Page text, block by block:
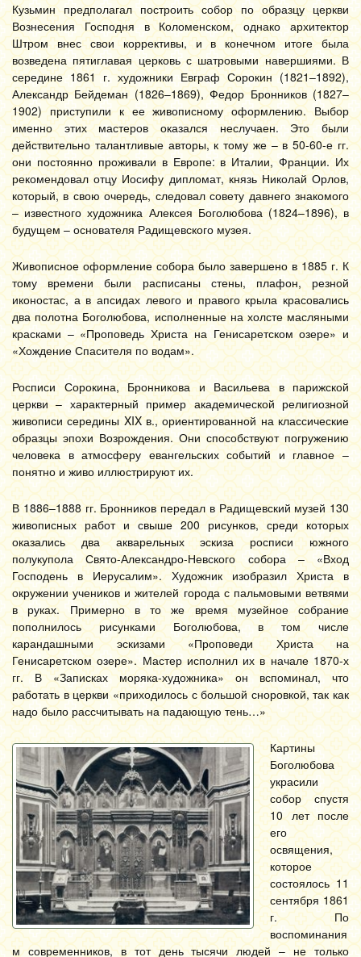
Кузьмин предполагал построить собор по образцу церкви
Вознесения Господня в Коломенском, однако архитектор
Штром внес свои коррективы, и в конечном итоге была
возведена пятиглавая церковь с шатровыми навершиями. В
середине 1861 г. художники Евграф Сорокин (1821–1892),
Александр Бейдеман (1826–1869), Федор Бронников (1827–
1902) приступили к ее живописному оформлению. Выбор
именно этих мастеров оказался неслучаен. Это были
действительно талантливые авторы, к тому же – в 50-60-е гг.
они постоянно проживали в Европе: в Италии, Франции. Их
рекомендовал отцу Иосифу дипломат, князь Николай Орлов,
который, в свою очередь, следовал совету давнего знакомого
– известного художника Алексея Боголюбова (1824–1896), в
будущем – основателя Радищевского музея.
Живописное оформление собора было завершено в 1885 г. К
тому времени были расписаны стены, плафон, резной
иконостас, а в апсидах левого и правого крыла красовались
два полотна Боголюбова, исполненные на холсте масляными
красками – «Проповедь Христа на Генисаретском озере» и
«Хождение Спасителя по водам».
Росписи Сорокина, Бронникова и Васильева в парижской
церкви – характерный пример академической религиозной
живописи середины XIX в., ориентированной на классические
образцы эпохи Возрождения. Они способствуют погружению
человека в атмосферу евангельских событий и главное –
понятно и живо иллюстрируют их.
В 1886–1888 гг. Бронников передал в Радищевский музей 130
живописных работ и свыше 200 рисунков, среди которых
оказались два акварельных эскиза росписи южного
полукупола Свято-Александро-Невского собора – «Вход
Господень в Иерусалим». Художник изобразил Христа в
окружении учеников и жителей города с пальмовыми ветвями
в руках. Примерно в то же время музейное собрание
пополнилось рисунками Боголюбова, в том числе
карандашными эскизами «Проповеди Христа на
Генисаретском озере». Мастер исполнил их в начале 1870-х
гг. В «Записках моряка-художника» он вспоминал, что
работать в церкви «приходилось с большой сноровкой, так как
надо было рассчитывать на падающую тень…»
Картины
Боголюбова
украсили
собор спустя
10 лет после
его
освящения,
которое
состоялось 11
сентября 1861
г. По
воспоминания
м современников, в тот день тысячи людей – не только